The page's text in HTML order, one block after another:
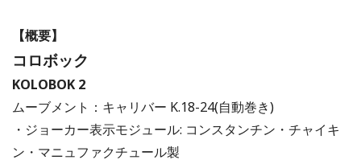
【概要】
コロボック
KOLOBOK 2
ムーブメント：キャリバー K.18-24(自動巻き)
・ジョーカー表示モジュール: コンスタンチン・チャイキ
ン・マニュファクチュール製